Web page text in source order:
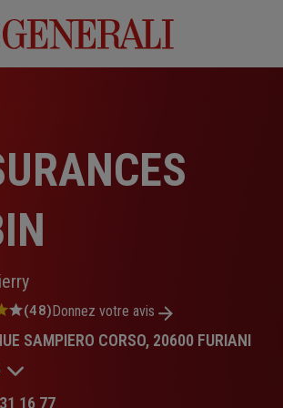
(48)Donnez votre avis
SAMPIERO CORSO, 20600 FURIANI
16 77